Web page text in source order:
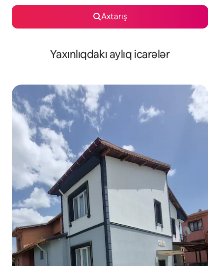
Axtarış
Yaxınlıqdakı aylıq icarələr